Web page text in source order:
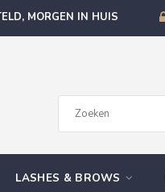
MORGEN IN HUIS
LASHES & BROWS